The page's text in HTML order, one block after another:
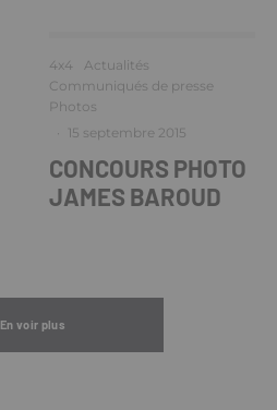
4x4
Actualités
Communiqués de presse
Photos
·
15 septembre 2015
CONCOURS PHOTO
JAMES BAROUD
En voir plus